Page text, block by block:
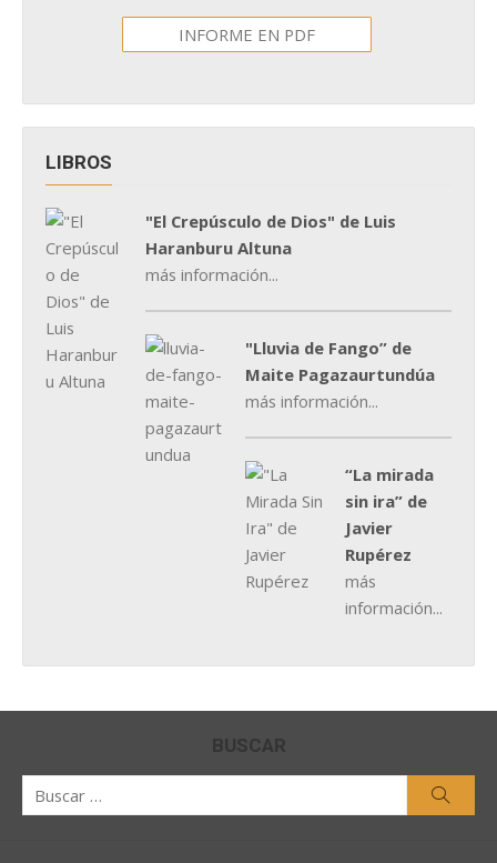
INFORME EN PDF
LIBROS
"El Crepúsculo de Dios" de Luis
Haranburu Altuna
más información...
"Lluvia de Fango” de
Maite Pagazaurtundúa
más información...
“La mirada
sin ira” de
Javier
Rupérez
más
información...
BUSCAR